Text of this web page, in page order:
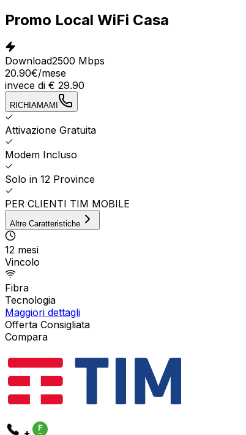
Promo Local WiFi Casa
Download2500 Mbps
20.90€/mese
invece di € 29.90
RICHIAMAMI
Attivazione Gratuita
Modem Incluso
Solo in 12 Province
PER CLIENTI TIM MOBILE
Altre Caratteristiche
12 mesi
Vincolo
Fibra
Tecnologia
Maggiori dettagli
Offerta Consigliata
Compara